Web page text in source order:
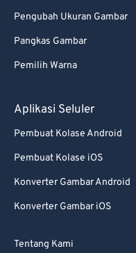
Pengubah Ukuran Gambar
Pangkas Gambar
Pemilih Warna
Aplikasi Seluler
Pembuat Kolase Android
Pembuat Kolase iOS
Konverter Gambar Android
Konverter Gambar iOS
Tentang Kami